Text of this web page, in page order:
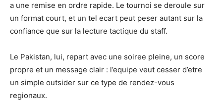
a une remise en ordre rapide. Le tournoi se deroule sur
un format court, et un tel ecart peut peser autant sur la
confiance que sur la lecture tactique du staff.
Le Pakistan, lui, repart avec une soiree pleine, un score
propre et un message clair : l’equipe veut cesser d’etre
un simple outsider sur ce type de rendez-vous
regionaux.